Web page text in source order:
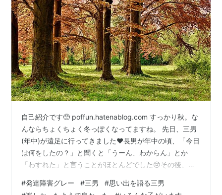
自己紹介です🥺 poffun.hatenablog.com すっかり秋。な
んならちょくちょく冬っぽくなってますね。 先日、三男
(年中)が遠足に行ってきました❤長男が年中の頃、「今日
は何をしたの？」と聞くと「うーん、わからん」とか
「わすれた」と言うことがほとんどでした😢その後、
より低いことを知り「彼は３つ以上のことを覚えておく
#発達障害グレー #三男 #思い出を語る三男